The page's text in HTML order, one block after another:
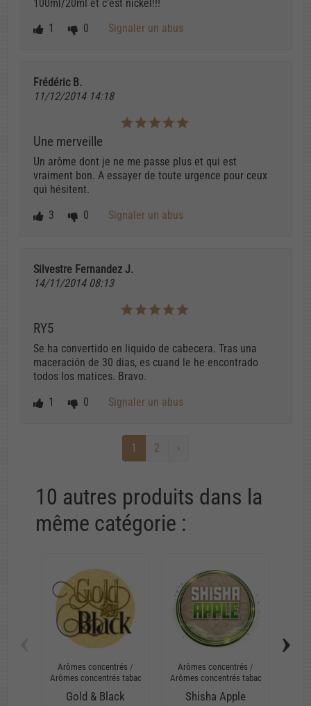
100ml/20ml et c'est nickel!!!
1
0 Signaler un abus
Frédéric B.
11/12/2014 14:18
Une merveille
Un arôme dont je ne me passe plus et qui est
vraiment bon. A essayer de toute urgence pour ceux
qui hésitent.
3
0 Signaler un abus
Silvestre Fernandez J.
14/11/2014 08:13
RY5
Se ha convertido en liquido de cabecera. Tras una
maceración de 30 dias, es cuand le he encontrado
todos los matices. Bravo.
1
0 Signaler un abus
1 2 ›
10 autres produits dans la
même catégorie :
Arômes concentrés /
Arômes concentrés tabac
Gold & Black
Arômes concentrés /
Arômes concentrés tabac
Shisha Apple
›